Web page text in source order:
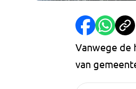
Vanwege de
van